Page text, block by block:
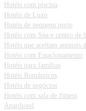
Hotéis com piscina
Hotéis de Luxo
Hotéis de pequeno porte
Hotéis com Spa e centro de
Hotéis que aceitam animais
Hotéis com Estacionamento
Hotéis para famílias
Hotéis Românticos
Hotéis de negócios
Hotéis com sala de fitness
Aparthotel